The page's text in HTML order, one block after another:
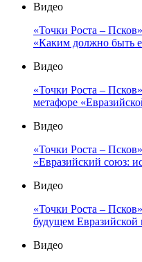
Видео
«Точки Роста –
«Каким должно быть
Видео
«Точки Роста –
метафоре
Видео
«Точки Роста –
«Евразийский союз:
Видео
«Точки Роста –
будущем Евразийской
Видео